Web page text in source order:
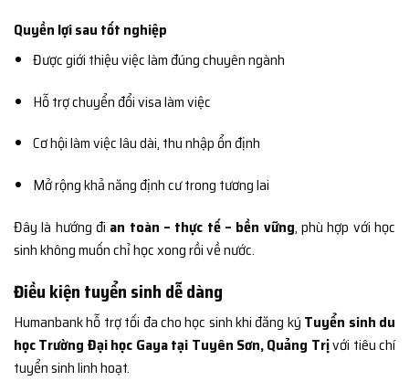
Quyền lợi sau tốt nghiệp
Được giới thiệu việc làm đúng chuyên ngành
Hỗ trợ chuyển đổi visa làm việc
Cơ hội làm việc lâu dài, thu nhập ổn định
Mở rộng khả năng định cư trong tương lai
Đây là hướng đi an toàn – thực tế – bền vững, phù hợp với học
sinh không muốn chỉ học xong rồi về nước.
Điều kiện tuyển sinh dễ dàng
Humanbank hỗ trợ tối đa cho học sinh khi đăng ký Tuyển sinh du
học Trường Đại học Gaya tại Tuyên Sơn, Quảng Trịvới tiêu chí
tuyển sinh linh hoạt.